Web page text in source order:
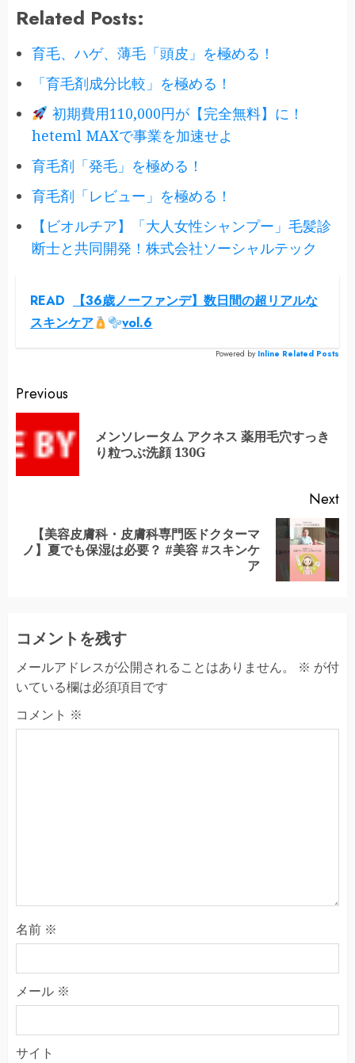
Related Posts:
育毛、ハゲ、薄毛「頭皮」を極める！
「育毛剤成分比較」を極める！
初期費用110,000円が【完全無料】に！
heteml MAXで事業を加速せよ
育毛剤「発毛」を極める！
育毛剤「レビュー」を極める！
【ビオルチア】「大人女性シャンプー」毛髪診
断士と共同開発！株式会社ソーシャルテック
READ
【36歳ノーファンデ】数日間の超リアルな
スキンケア
vol.6
Powered by Inline Related Posts
Continue
Reading
Previous
メンソレータム アクネス 薬用毛穴すっき
り粒つぶ洗顔 130G
Next
Next
【美容皮膚科・皮膚科専門医ドクターマ
ノ】夏でも保湿は必要？ #美容 #スキンケ
ア
コメントを残す
メールアドレスが公開されることはありません。 ※ が付
いている欄は必須項目です
コメント ※
名前 ※
メール ※
サイト